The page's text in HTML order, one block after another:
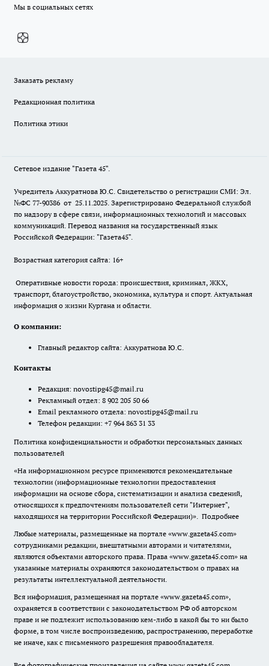
Мы в социальных сетях
Заказать рекламу
Редакционная политика
Политика этики
Сетевое издание "Газета 45".
Учредитель Аккуратнова Ю.С. Свидетельство о регистрации СМИ: Эл.
№ФС 77-90386 от 25.11.2025. Зарегистрировано Федеральной службой
по надзору в сфере связи, информационных технологий и массовых
коммуникаций. Перевод названия на государственный язык
Российской Федерации: "Газета45".
Возрастная категория сайта: 16+
Оперативные новости города: происшествия, криминал, ЖКХ,
транспорт, благоустройство, экономика, культура и спорт. Актуальная
информация о жизни Кургана и области.
О компании:
Главный редактор сайта: Аккуратнова Ю.С.
Контакты
Редакция: novostipg45@mail.ru
Рекламный отдел: 8 902 205 50 66
Email рекламного отдела: novostipg45@mail.ru
Телефон редакции: +7 964 863 31 33
Политика конфиденциальности и обработки персональных данных
пользователей
«На информационном ресурсе применяются рекомендательные
технологии (информационные технологии предоставления
информации на основе сбора, систематизации и анализа сведений,
относящихся к предпочтениям пользователей сети "Интернет",
находящихся на территории Российской Федерации)». Подробнее
Любые материалы, размещенные на портале «www.gazeta45.com»
сотрудниками редакции, внештатными авторами и читателями,
являются объектами авторского права. Права «www.gazeta45.com» на
указанные материалы охраняются законодательством о правах на
результаты интеллектуальной деятельности.
Вся информация, размещенная на портале «www.gazeta45.com»,
охраняется в соответствии с законодательством РФ об авторском
праве и не подлежит использованию кем-либо в какой бы то ни было
форме, в том числе воспроизведению, распространению, переработке
не иначе, как с письменного разрешения правообладателя.